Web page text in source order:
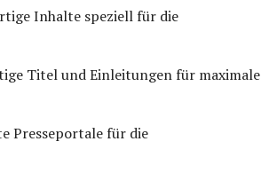
Inhalte speziell für die
Titel und Einleitungen für maximale
Presseportale für die